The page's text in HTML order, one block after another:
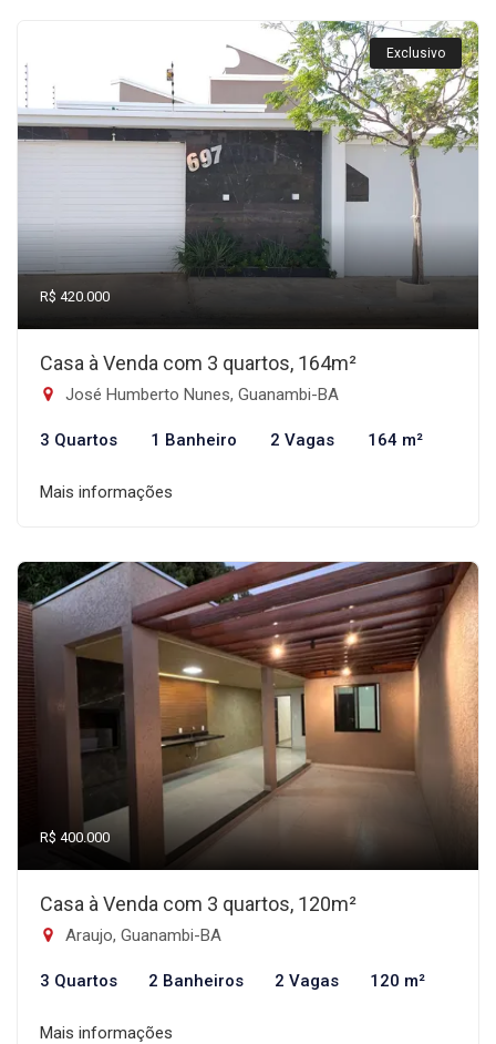
Exclusivo
R$ 420.000
Casa à Venda com 3 quartos, 164m²
José Humberto Nunes, Guanambi-BA
3 Quartos 1 Banheiro 2 Vagas 164 m²
Mais informações
R$ 400.000
Casa à Venda com 3 quartos, 120m²
Araujo, Guanambi-BA
3 Quartos 2 Banheiros 2 Vagas 120 m²
Mais informações